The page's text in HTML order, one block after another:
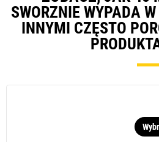
SWORZNIE WYPADA
INNYMI CZĘSTO